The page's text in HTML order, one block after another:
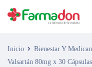
Inicio Bienestar Y
Valsartán 80mg x 30